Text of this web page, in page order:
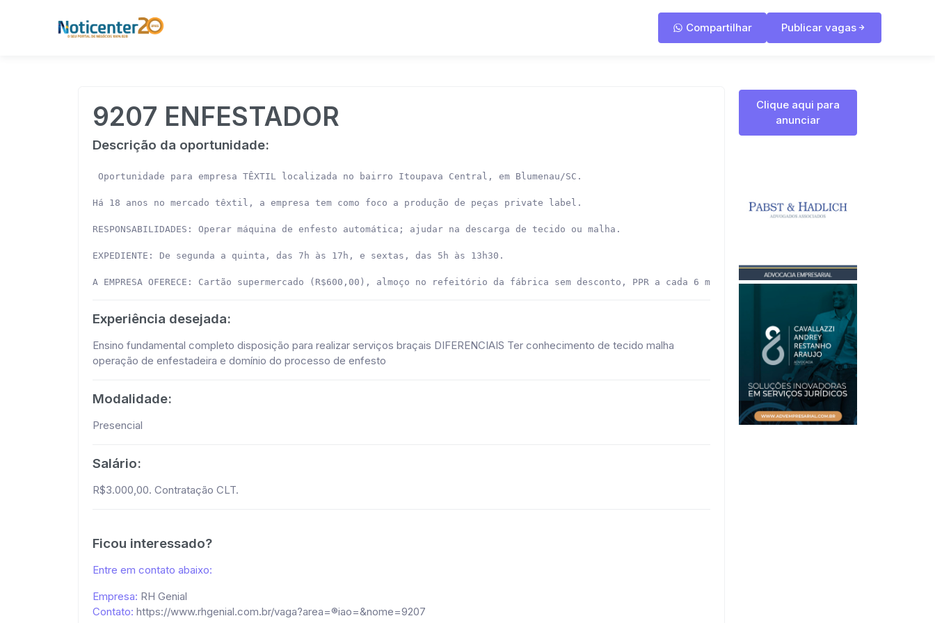
Compartilhar Publicar vagas
9207 ENFESTADOR
Descrição da oportunidade:
Oportunidade para empresa TÊXTIL localizada no bairro Itoupava Central, em Blumenau/SC.
Há 18 anos no mercado têxtil, a empresa tem como foco a produção de peças private label.
RESPONSABILIDADES: Operar máquina de enfesto automática; ajudar na descarga de tecido ou malha.
EXPEDIENTE: De segunda a quinta, das 7h às 17h, e sextas, das 5h às 13h30.
A EMPRESA OFERECE: Cartão supermercado (R$600,00), almoço no refeitório da fábrica sem desconto, PPR a cada 6 meses, conforme desempenho geral do
Experiência desejada:
Ensino fundamental completo disposição para realizar serviços braçais DIFERENCIAIS Ter conhecimento de tecido malha
operação de enfestadeira e domínio do processo de enfesto
Modalidade:
Presencial
Salário:
R$3.000,00. Contratação CLT.
Ficou interessado?
Entre em contato abaixo:
Empresa: RH Genial
Contato: https://www.rhgenial.com.br/vaga?area=®iao=&nome=9207
Clique aqui para
anunciar